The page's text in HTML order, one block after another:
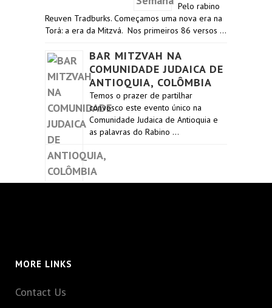
Pelo rabino
Reuven Tradburks. Começamos uma nova era na
Torá: a era da Mitzvá. Nos primeiros 86 versos …
BAR MITZVAH NA
COMUNIDADE JUDAICA DE
ANTIOQUIA, COLÔMBIA
Temos o prazer de partilhar
convosco este evento único na
Comunidade Judaica de Antioquia e
as palavras do Rabino …
MORE LINKS
Contact Us